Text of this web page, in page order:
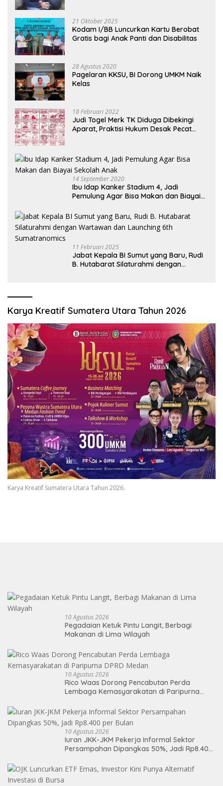
21 Oktober 2025
Kodam I/BB Luncurkan Kartu Berobat
Gratis bagi Anak Panti dan Disabilitas
28 Agustus 2020
Pagelaran KKSU, BI Dorong UMKM Naik
Kelas
18 Februari 2022
Judi Togel Merk TK Diduga Dibekingi
Aparat, Praktisi Hukum Desak Pecat
14 September 2020
Ibu Idap Kanker Stadium 4, Jadi
Pemulung Agar Bisa Makan dan Biayai
11 Februari 2025
Jabat Kepala BI Sumut yang Baru, Rudi
B. Hutabarat Silaturahmi dengan
Karya Kreatif Sumatera Utara Tahun 2026
Karya Kreatif Sumatera Utara Tahun 2026.
10 Agustus 2026
Pegadaian Ketuk Pintu Langit, Berbagi
Makanan di Lima Wilayah
10 Agustus 2026
Rico Waas Dorong Pencabutan Perda
Lembaga Kemasyarakatan di Paripurna
10 Agustus 2026
Iuran JKK-JKM Pekerja Informal Sektor
Persampahan Dipangkas 50%, Jadi Rp8.400